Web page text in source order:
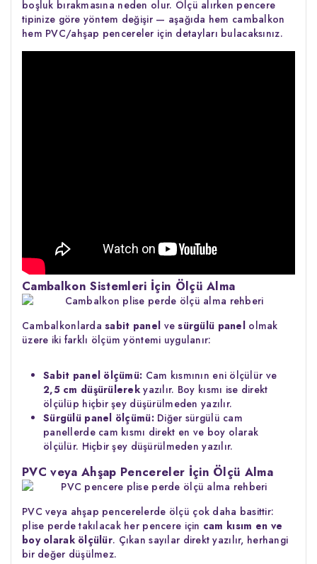
boşluk bırakmasına neden olur. Ölçü alırken pencere
tipinize göre yöntem değişir — aşağıda hem cambalkon
hem PVC/ahşap pencereler için detayları bulacaksınız.
Cambalkon Sistemleri İçin Ölçü Alma
Cambalkonlardasabit panel vesürgülü panel olmak
üzere iki farklı ölçüm yöntemi uygulanır:
Sabit panel ölçümü: Cam kısmının eni ölçülür ve
2,5 cm düşürülerek yazılır. Boy kısmı ise direkt
ölçülüp hiçbir şey düşürülmeden yazılır.
Sürgülü panel ölçümü:Diğer sürgülü cam
panellerde cam kısmı direkt en ve boy olarak
ölçülür. Hiçbir şey düşürülmeden yazılır.
PVC veya Ahşap Pencereler İçin Ölçü Alma
PVC veya ahşap pencerelerde ölçü çok daha basittir:
plise perde takılacak her pencere için cam kısım en ve
boy olarak ölçülür. Çıkan sayılar direkt yazılır, herhangi
bir değer düşülmez.